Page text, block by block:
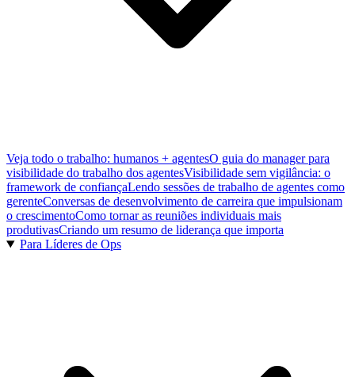
Veja todo o trabalho: humanos + agentesO guia do manager para
visibilidade do trabalho dos agentesVisibilidade sem vigilância: o
framework de confiançaLendo sessões de trabalho de agentes como
gerenteConversas de desenvolvimento de carreira que impulsionam
o crescimentoComo tornar as reuniões individuais mais
produtivasCriando um resumo de liderança que importa
Para Líderes de Ops